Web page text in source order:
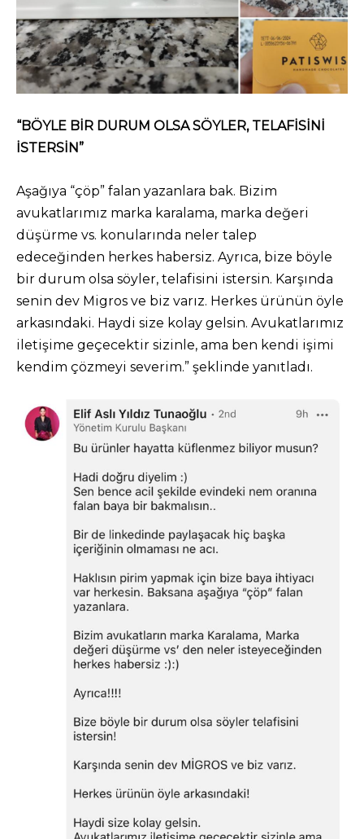
“BÖYLE BİR DURUM OLSA SÖYLER, TELAFİSİNİ
İSTERSİN”
Aşağıya “çöp” falan yazanlara bak. Bizim
avukatlarımız marka karalama, marka değeri
düşürme vs. konularında neler talep
edeceğinden herkes habersiz. Ayrıca, bize böyle
bir durum olsa söyler, telafisini istersin. Karşında
senin dev Migros ve biz varız. Herkes ürünün öyle
arkasındaki. Haydi size kolay gelsin. Avukatlarımız
iletişime geçecektir sizinle, ama ben kendi işimi
kendim çözmeyi severim.” şeklinde yanıtladı.